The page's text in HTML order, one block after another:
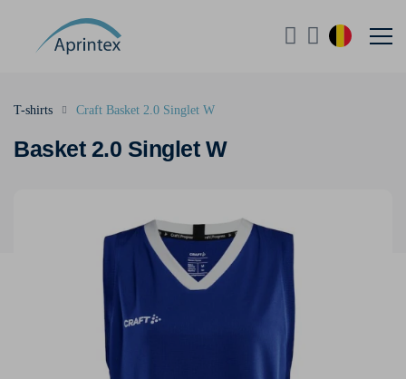
Basket 2.0 Singlet W
T-shirts Craft Basket 2.0 Singlet W